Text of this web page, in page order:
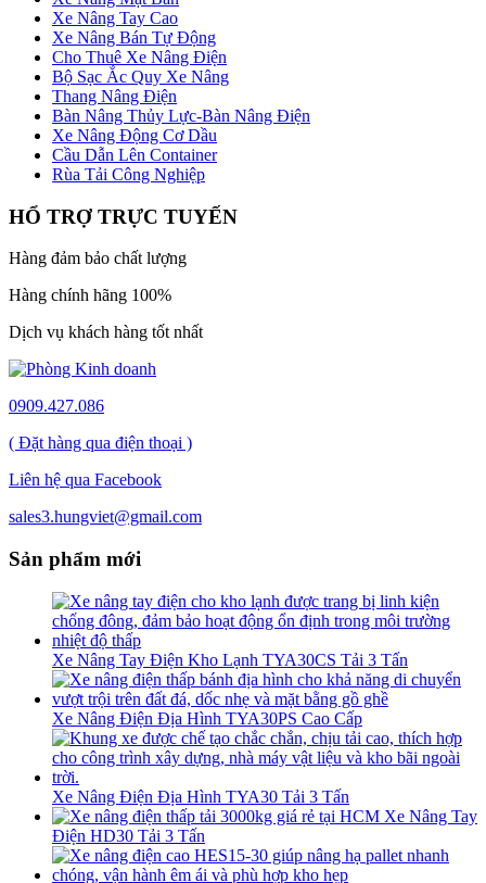
Xe Nâng Tay Cao
Xe Nâng Bán Tự Động
Cho Thuê Xe Nâng Điện
Bộ Sạc Ắc Quy Xe Nâng
Thang Nâng Điện
Bàn Nâng Thủy Lực-Bàn Nâng Điện
Xe Nâng Động Cơ Dầu
Cầu Dẫn Lên Container
Rùa Tải Công Nghiệp
HỔ TRỢ TRỰC TUYẾN
Hàng đảm bảo chất lượng
Hàng chính hãng 100%
Dịch vụ khách hàng tốt nhất
0909.427.086
( Đặt hàng qua điện thoại )
Liên hệ qua Facebook
sales3.hungviet@gmail.com
Sản phẩm mới
Xe Nâng Tay Điện Kho Lạnh TYA30CS Tải 3 Tấn
Xe Nâng Điện Địa Hình TYA30PS Cao Cấp
Xe Nâng Điện Địa Hình TYA30 Tải 3 Tấn
Xe Nâng Tay
Điện HD30 Tải 3 Tấn